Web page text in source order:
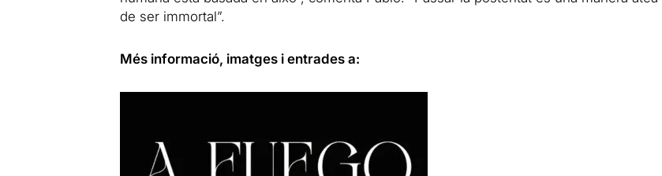
de ser immortal”.
Més informació, imatges i entrades a: